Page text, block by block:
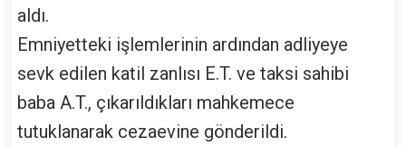
aldı.
Emniyetteki işlemlerinin ardından adliyeye
sevk edilen katil zanlısı E.T. ve taksi sahibi
baba A.T., çıkarıldıkları mahkemece
tutuklanarak cezaevine gönderildi.